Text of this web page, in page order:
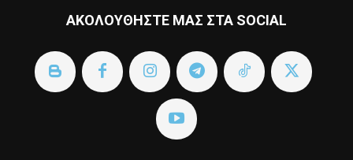
ΑΚΟΛΟΥΘΗΣΤΕ ΜΑΣ ΣΤΑ SOCIAL